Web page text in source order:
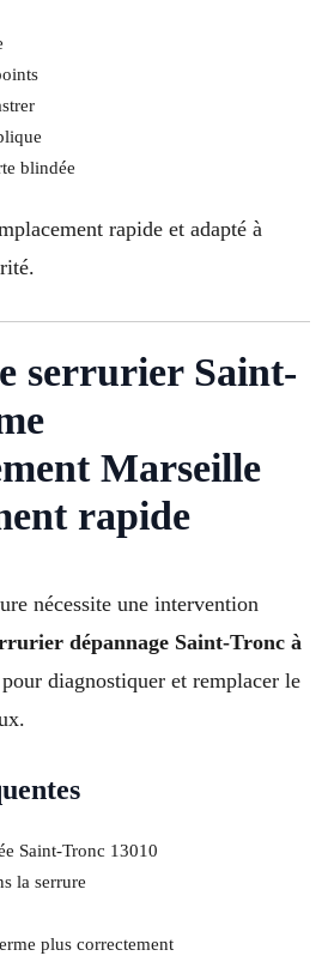
blindée
rapide et adapté à
serrurier Saint-
Marseille
rapide
nécessite une intervention
dépannage Saint-Tronc à
diagnostiquer et remplacer le
Saint-Tronc 13010
la serrure
plus correctement